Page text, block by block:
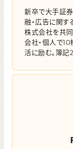
新卒で大手証
融・広告に関
株式会社を共同
会社・個人で10
活に励む。簿